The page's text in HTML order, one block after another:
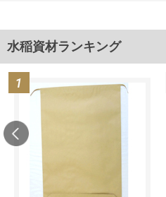
水稲資材ランキング